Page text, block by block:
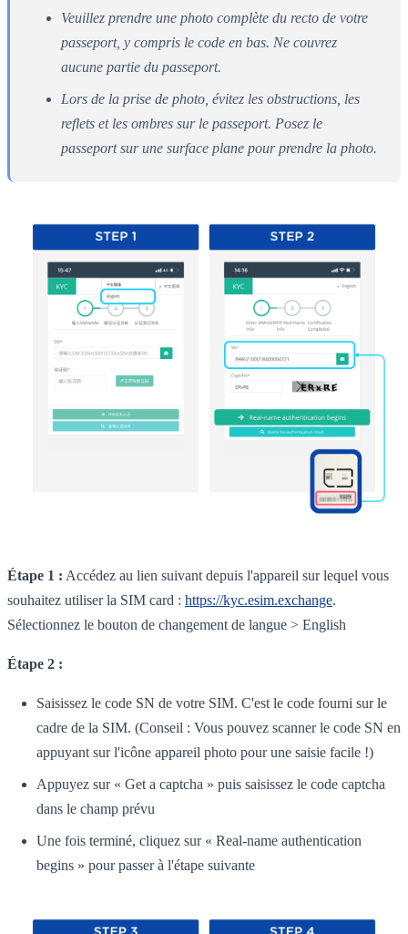
Veuillez prendre une photo complète du recto de votre
passeport, y compris le code en bas. Ne couvrez
aucune partie du passeport.
Lors de la prise de photo, évitez les obstructions, les
reflets et les ombres sur le passeport. Posez le
passeport sur une surface plane pour prendre la photo.
Étape 1 : Accédez au lien suivant depuis l'appareil sur lequel vous
souhaitez utiliser la SIM card : https://kyc.esim.exchange.
Sélectionnez le bouton de changement de langue > English
Étape 2 :
Saisissez le code SN de votre SIM. C'est le code fourni sur le
cadre de la SIM. (Conseil : Vous pouvez scanner le code SN en
appuyant sur l'icône appareil photo pour une saisie facile !)
Appuyez sur « Get a captcha » puis saisissez le code captcha
dans le champ prévu
Une fois terminé, cliquez sur « Real-name authentication
begins » pour passer à l'étape suivante